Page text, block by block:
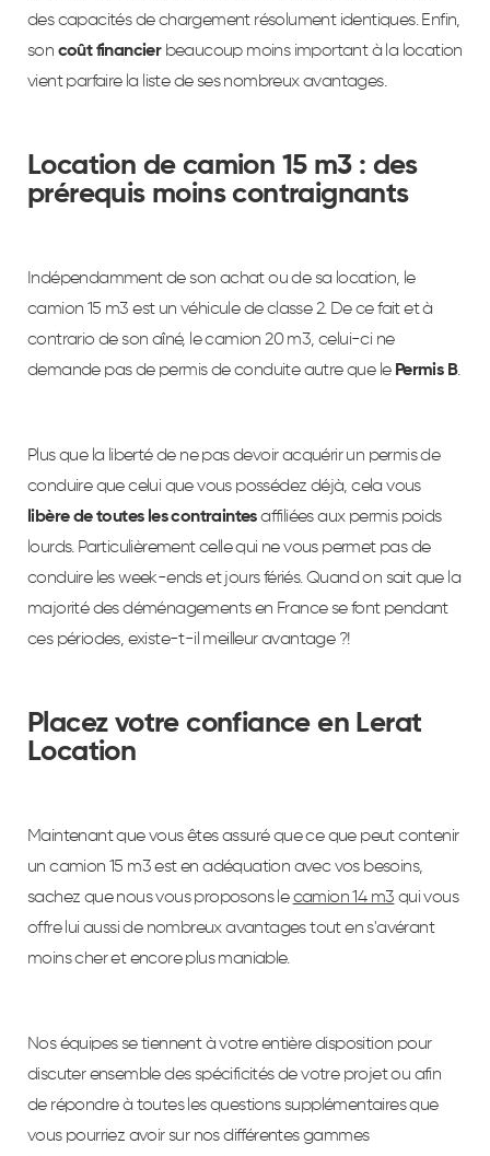
des capacités de chargement résolument identiques. Enfin,
son coût financierbeaucoup moins important à la location
vient parfaire la liste de ses nombreux avantages.
Location de camion 15 m3 : des
prérequis moins contraignants
Indépendamment de son achat ou de sa location, le
camion 15 m3 est un véhicule de classe 2. De ce fait et à
contrario de son aîné, le camion 20 m3, celui-ci ne
demande pas de permis de conduite autre que le Permis B.
Plus que la liberté de ne pas devoir acquérir un permis de
conduire que celui que vous possédez déjà, cela vous
libère de toutes les contraintesaffiliées aux permis poids
lourds. Particulièrement celle qui ne vous permet pas de
conduire les week-ends et jours fériés. Quand on sait que la
majorité des déménagements en France se font pendant
ces périodes, existe-t-il meilleur avantage ?!
Placez votre confiance en Lerat
Location
Maintenant que vous êtes assuré que ce que peut contenir
un camion 15 m3 est en adéquation avec vos besoins,
sachez que nous vous proposons lecamion 14 m3 qui vous
offre lui aussi de nombreux avantages tout en s'avérant
moins cher et encore plus maniable.
Nos équipes se tiennent à votre entière disposition pour
discuter ensemble des spécificités de votre projet ou afin
de répondre à toutes les questions supplémentaires que
vous pourriez avoir sur nos différentes gammes